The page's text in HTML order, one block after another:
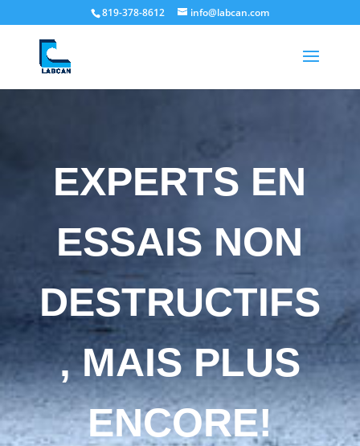
819-378-8612 info@labcan.com
EXPERTS EN
ESSAIS NON
DESTRUCTIFS
, MAIS PLUS
ENCORE!